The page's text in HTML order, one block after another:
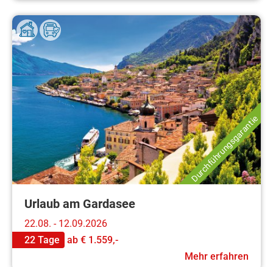
Durchführungsgarantie
Urlaub am Gardasee
22.08. - 12.09.2026
22 Tage
ab € 1.559,-
Mehr erfahren